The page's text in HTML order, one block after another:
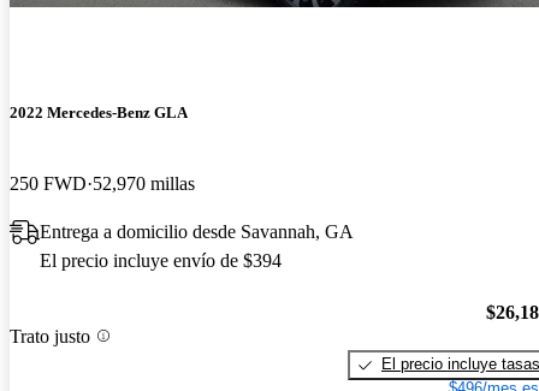
2022 Mercedes-Benz GLA
250 FWD 52,970 millas
Entrega a domicilio desde Savannah, GA
El precio incluye envío de $394
Trato justo
El precio incluye tasas